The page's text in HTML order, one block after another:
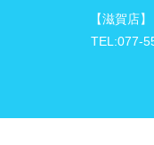
【滋賀店
TEL:077-